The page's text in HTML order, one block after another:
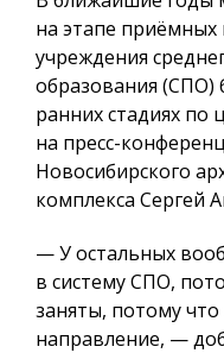
на этапе
учреждения
образования (СПО)
ранних стадиях
на пресс-
Новосибирского
комплекса Сергей
— У остальных
в систему СПО,
заняты, потому
направление, —